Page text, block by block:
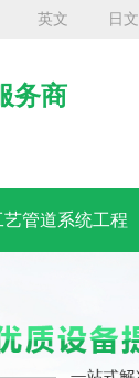
英文 日文
务商
艺管道系统工程